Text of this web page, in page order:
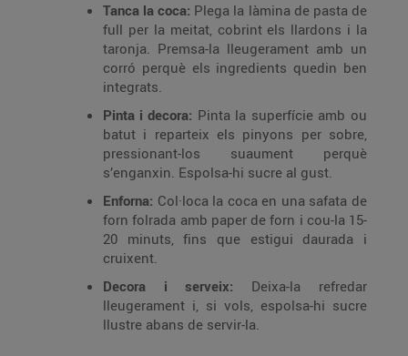
Tanca la coca: Plega la làmina de pasta de
full per la meitat, cobrint els llardons i la
taronja. Premsa-la lleugerament amb un
corró perquè els ingredients quedin ben
integrats.
Pinta i decora: Pinta la superfície amb ou
batut i reparteix els pinyons per sobre,
pressionant-los suaument perquè
s’enganxin. Espolsa-hi sucre al gust.
Enforna: Col·loca la coca en una safata de
forn folrada amb paper de forn i cou-la 15-
20 minuts, fins que estigui daurada i
cruixent.
Decora i serveix: Deixa-la refredar
lleugerament i, si vols, espolsa-hi sucre
llustre abans de servir-la.